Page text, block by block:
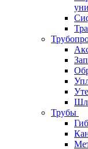
Трубы